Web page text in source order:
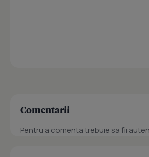
Comentarii
Pentru a comenta trebuie sa fii